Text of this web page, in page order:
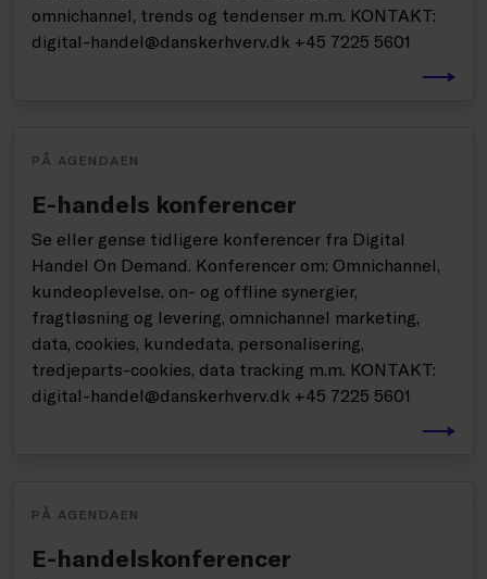
omnichannel, trends og tendenser m.m. KONTAKT:
digital-handel@danskerhverv.dk +45 7225 5601
PÅ AGENDAEN
E-handels konferencer
Se eller gense tidligere konferencer fra Digital
Handel On Demand. Konferencer om: Omnichannel,
kundeoplevelse, on- og offline synergier,
fragtløsning og levering, omnichannel marketing,
data, cookies, kundedata, personalisering,
tredjeparts-cookies, data tracking m.m. KONTAKT:
digital-handel@danskerhverv.dk +45 7225 5601
PÅ AGENDAEN
E-handelskonferencer